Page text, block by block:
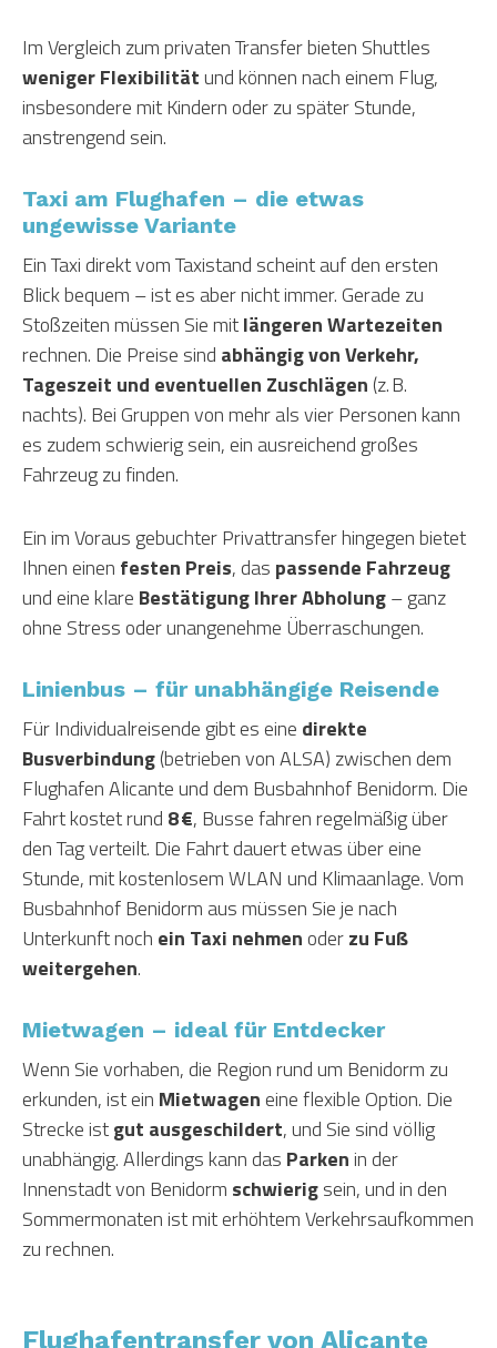
Im Vergleich zum privaten Transfer bieten Shuttles
weniger Flexibilitätund können nach einem Flug,
insbesondere mit Kindern oder zu später Stunde,
anstrengend sein.
Taxi am Flughafen – die etwas
ungewisse Variante
Ein Taxi direkt vom Taxistand scheint auf den ersten
Blick bequem – ist es aber nicht immer. Gerade zu
Stoßzeiten müssen Sie mitlängeren Wartezeiten
rechnen. Die Preise sind abhängig von Verkehr,
Tageszeit und eventuellen Zuschlägen (z. B.
nachts). Bei Gruppen von mehr als vier Personen kann
es zudem schwierig sein, ein ausreichend großes
Fahrzeug zu finden.
Ein im Voraus gebuchter Privattransfer hingegen bietet
Ihnen einen festen Preis, das passende Fahrzeug
und eine klare Bestätigung Ihrer Abholung– ganz
ohne Stress oder unangenehme Überraschungen.
Linienbus – für unabhängige Reisende
Für Individualreisende gibt es eine direkte
Busverbindung(betrieben von ALSA) zwischen dem
Flughafen Alicante und dem Busbahnhof Benidorm. Die
Fahrt kostet rund 8 €, Busse fahren regelmäßig über
den Tag verteilt. Die Fahrt dauert etwas über eine
Stunde, mit kostenlosem WLAN und Klimaanlage. Vom
Busbahnhof Benidorm aus müssen Sie je nach
Unterkunft noch ein Taxi nehmenoderzu Fuß
weitergehen.
Mietwagen – ideal für Entdecker
Wenn Sie vorhaben, die Region rund um Benidorm zu
erkunden, ist ein Mietwageneine flexible Option. Die
Strecke istgut ausgeschildert, und Sie sind völlig
unabhängig. Allerdings kann das Parkenin der
Innenstadt von Benidorm schwierigsein, und in den
Sommermonaten ist mit erhöhtem Verkehrsaufkommen
zu rechnen.
Flughafentransfer von Alicante